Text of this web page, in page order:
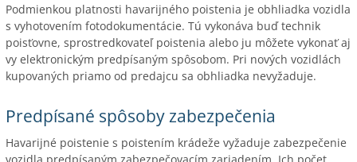
Podmienkou platnosti havarijného poistenia je obhliadka vozidla
s vyhotovením fotodokumentácie. Tú vykonáva buď technik
poisťovne, sprostredkovateľ poistenia alebo ju môžete vykonať aj
vy elektronickým predpísaným spôsobom. Pri nových vozidlách
kupovaných priamo od predajcu sa obhliadka nevyžaduje.
Predpísané spôsoby zabezpečenia
Havarijné poistenie s poistením krádeže vyžaduje zabezpečenie